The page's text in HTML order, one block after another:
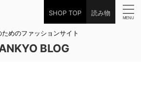
SHOP TOP 読み物
ためのファッションサイト
BLOG